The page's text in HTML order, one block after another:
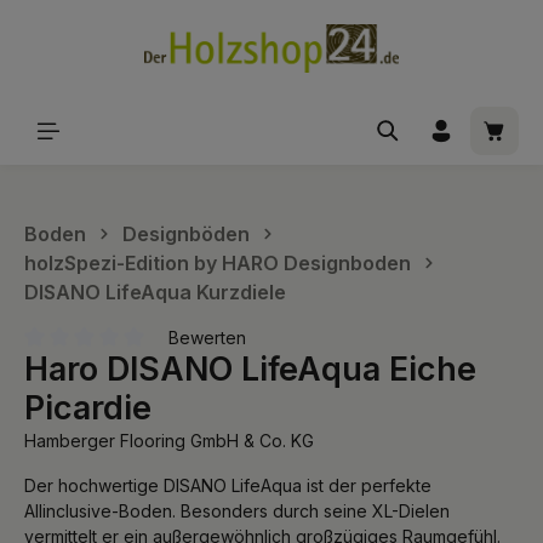
Boden
Designböden
holzSpezi-Edition by HARO Designboden
DISANO LifeAqua Kurzdiele
Durchschnittliche Bewertung von 0 von 5 Sternen
Bewerten
Haro DISANO LifeAqua Eiche
Picardie
Hamberger Flooring GmbH & Co. KG
Der hochwertige DISANO LifeAqua ist der perfekte
Allinclusive-Boden. Besonders durch seine XL-Dielen
vermittelt er ein außergewöhnlich großzügiges Raumgefühl.